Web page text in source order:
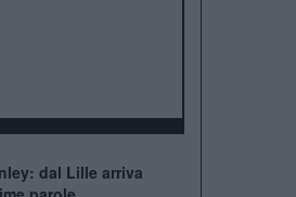
dal Lille arriva